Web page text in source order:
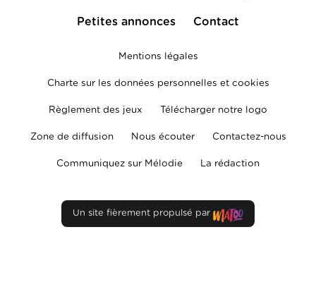
Petites annonces Contact
Mentions légales
Charte sur les données personnelles et cookies
Règlement des jeux Télécharger notre logo
Zone de diffusion Nous écouter Contactez-nous
Communiquez sur Mélodie La rédaction
Un site fièrement propulsé par